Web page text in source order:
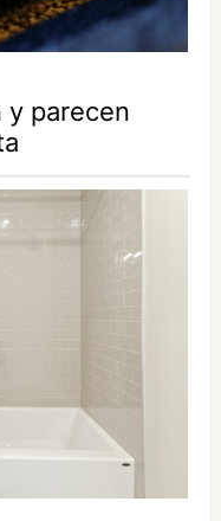
y parecen